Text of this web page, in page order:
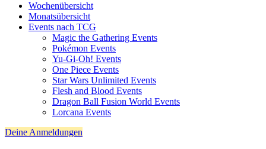
Wochenübersicht
Monatsübersicht
Events nach TCG
Magic the Gathering Events
Pokémon Events
Yu-Gi-Oh! Events
One Piece Events
Star Wars Unlimited Events
Flesh and Blood Events
Dragon Ball Fusion World Events
Lorcana Events
Deine Anmeldungen